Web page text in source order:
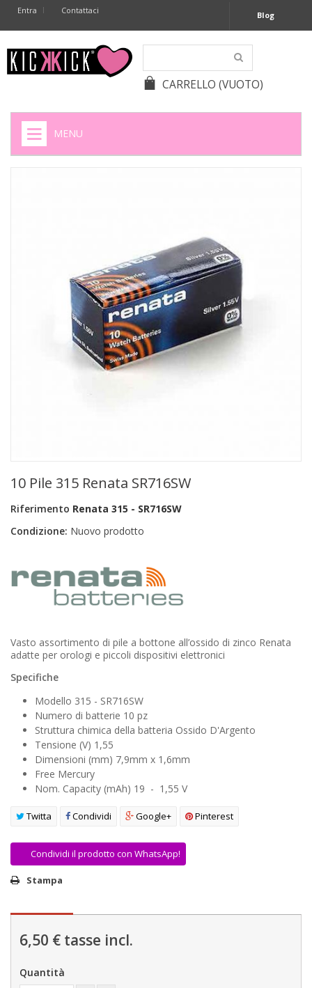
Entra Contattaci Blog
CARRELLO (VUOTO)
MENU
BATTERIE APPARECCHI ACUSTICI
PRODOTTI MONOUSO E TNT
FORNITURE ESTETICA
FAI DA TE
PROMOZIONI E COUPON
ARTICOLI IN OFFERTA
AREA RIVENDITORI
10 Pile 315 Renata SR716SW
Riferimento Renata 315 - SR716SW
Condizione: Nuovo prodotto
Vasto assortimento di pile a bottone all’ossido di zinco Renata
adatte per orologi e piccoli dispositivi elettronici
Specifiche
Modello 315 - SR716SW
Numero di batterie 10 pz
Struttura chimica della batteria Ossido D'Argento
Tensione (V) 1,55
Dimensioni (mm) 7,9mm x 1,6mm
Free Mercury
Nom. Capacity (mAh) 19 - 1,55 V
Twitta Condividi Google+ Pinterest
Condividi il prodotto con WhatsApp!
Stampa
6,50 € tasse incl.
Quantità